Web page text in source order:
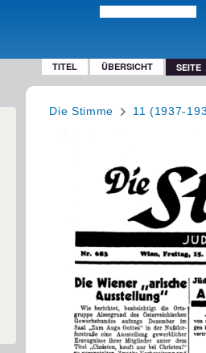
TITEL ÜBERSICHT SEITE
Die Stimme 11 (1937-